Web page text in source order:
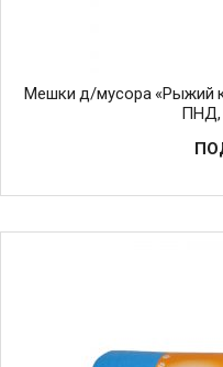
Мешки д/мусора «Рыжий
ПНД,